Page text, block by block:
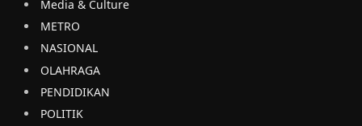
Media & Culture
METRO
NASIONAL
OLAHRAGA
PENDIDIKAN
POLITIK